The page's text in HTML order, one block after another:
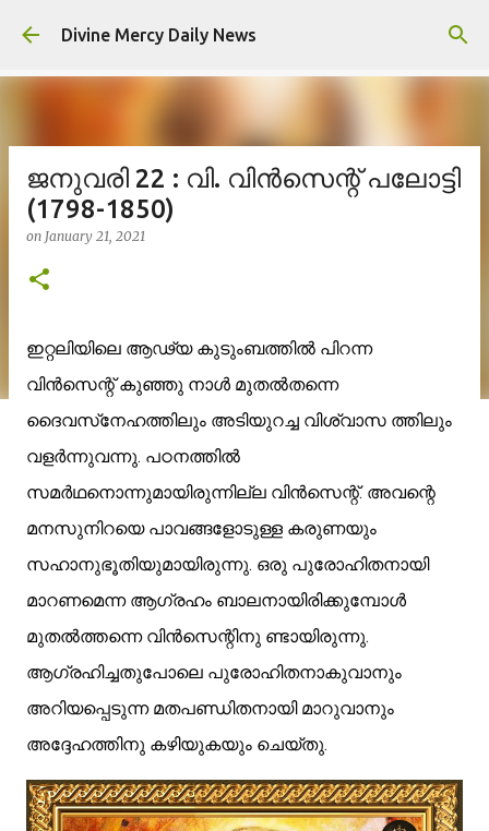
Skip to main content
Divine Mercy Daily News
ജനുവരി 22 : വി. വിന്‍സെന്റ് പലോട്ടി
(1798-1850)
on January 21, 2021
ഇറ്റലിയിലെ ആഢ്യ കുടുംബത്തില്‍ പിറന്ന
വിന്‍സെന്റ് കുഞ്ഞു നാള്‍ മുതല്‍തന്നെ
ദൈവസ്‌നേഹത്തിലും അടിയുറച്ച വിശ്വാസ ത്തിലും
വളര്‍ന്നുവന്നു. പഠനത്തില്‍
സമര്‍ഥനൊന്നുമായിരുന്നില്ല വിന്‍സെന്റ്. അവന്റെ
മനസുനിറയെ പാവങ്ങളോടുള്ള കരുണയും
സഹാനുഭൂതിയുമായിരുന്നു. ഒരു പുരോഹിതനായി
മാറണമെന്ന ആഗ്രഹം ബാലനായിരിക്കുമ്പോള്‍
മുതല്‍ത്തന്നെ വിന്‍സെന്റിനു ണ്ടായിരുന്നു.
ആഗ്രഹിച്ചതുപോലെ പുരോഹിതനാകുവാനും
അറിയപ്പെടുന്ന മതപണ്ഡിതനായി മാറുവാനും
അദ്ദേഹത്തിനു കഴിയുകയും ചെയ്തു.